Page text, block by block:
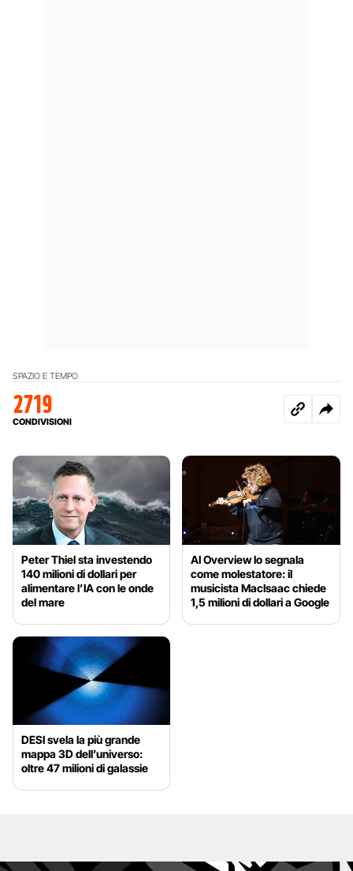
SPAZIO E TEMPO
2719
CONDIVISIONI
Peter Thiel sta investendo
140 milioni di dollari per
alimentare l’IA con le onde
del mare
AI Overview lo segnala
come molestatore: il
musicista MacIsaac chiede
1,5 milioni di dollari a Google
DESI svela la più grande
mappa 3D dell’universo:
oltre 47 milioni di galassie